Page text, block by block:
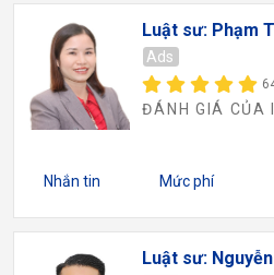
Luật sư: Phạm
Ads
ĐÁNH GIÁ CỦA
Nhắn tin Mức phí
Luật sư: